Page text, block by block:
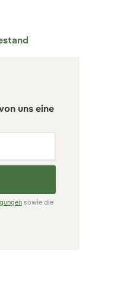
uns eine
sowie die